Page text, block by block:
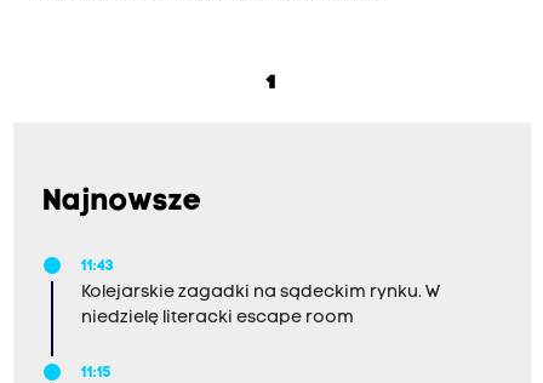
jednak nie ma groźby całkowitego wstrzymania
1
Najnowsze
11:43
Kolejarskie zagadki na sądeckim rynku. W
niedzielę literacki escape room
11:15